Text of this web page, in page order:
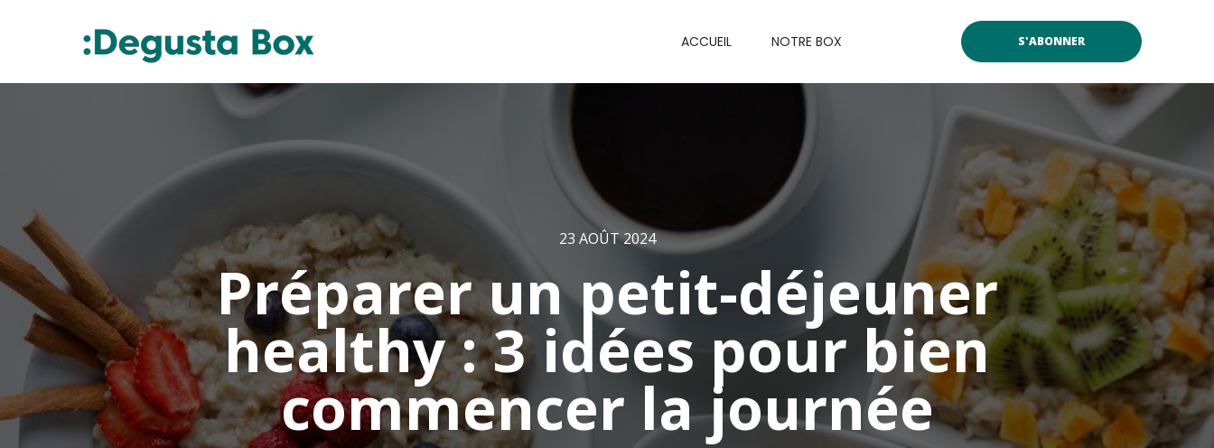
ACCUEIL NOTRE BOX S'ABONNER
23 AOÛT 2024
Préparer un petit-déjeuner
healthy : 3 idées pour bien
commencer la journée